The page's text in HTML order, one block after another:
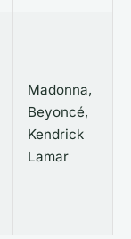
Madonna,
Beyoncé,
Kendrick
Lamar